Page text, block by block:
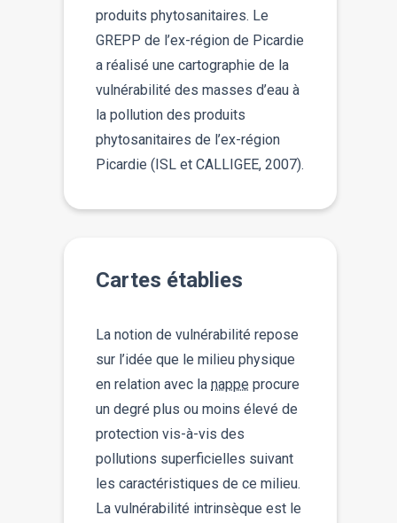
produits phytosanitaires. Le
GREPP de l’ex-région de Picardie
a réalisé une cartographie de la
vulnérabilité des masses d’eau à
la pollution des produits
phytosanitaires de l’ex-région
Picardie (ISL et CALLIGEE, 2007).
Cartes établies
La notion de vulnérabilité repose
sur l’idée que le milieu physique
en relation avec la nappe procure
un degré plus ou moins élevé de
protection vis-à-vis des
pollutions superficielles suivant
les caractéristiques de ce milieu.
La vulnérabilité intrinsèque est le